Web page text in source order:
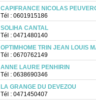
CAPIFRANCE NICOLAS
Tél : 0601915186
SOLIHA CANTAL
Tél : 0471480140
OPTIMHOME TRIN JEAN LOUIS
Tél : 0670762149
ANNE LAURE PENHIRIN
Tél : 0638690346
LA GRANGE DU DEVEZOU
Tél : 0471450407